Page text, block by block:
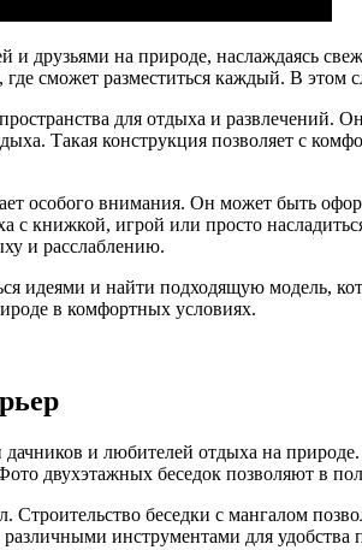
и друзьями на природе, наслаждаясь
сможет разместиться каждый. В
для отдыха и
Такая конструкция позволяет с
особого внимания. Он может быть
с книжкой, игрой или просто
и расслаблению.
идеями и найти подходящую модель,
в комфортных условиях.
и любителей отдыха на
двухэтажных беседок позволяют в
беседки с мангалом
инструментами для удобства